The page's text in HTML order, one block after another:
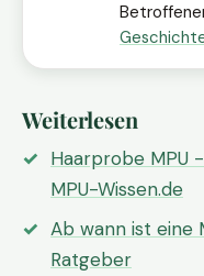
Weiterlesen
Haarprobe MPU
MPU-Wissen.de
Ab wann ist eine
Ratgeber